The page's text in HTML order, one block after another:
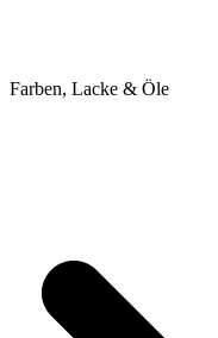
Farben, Lacke & Öle